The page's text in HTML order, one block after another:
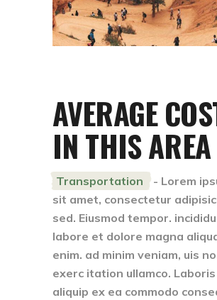
AVERAGE
IN THIS AREA
Transportation - Lorem
sit amet, consectetur
sed. Eiusmod tempor.
labore et dolore magna
enim. ad minim veniam, uis
exerc itation ullamco.
aliquip ex ea commodo